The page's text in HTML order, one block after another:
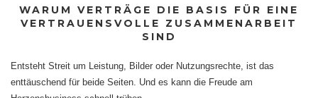
WARUM VERTRÄGE DIE BASIS FÜR EINE
VERTRAUENSVOLLE ZUSAMMENARBEIT
SIND
Entsteht Streit um Leistung, Bilder oder Nutzungsrechte, ist das
enttäuschend für beide Seiten. Und es kann die Freude am